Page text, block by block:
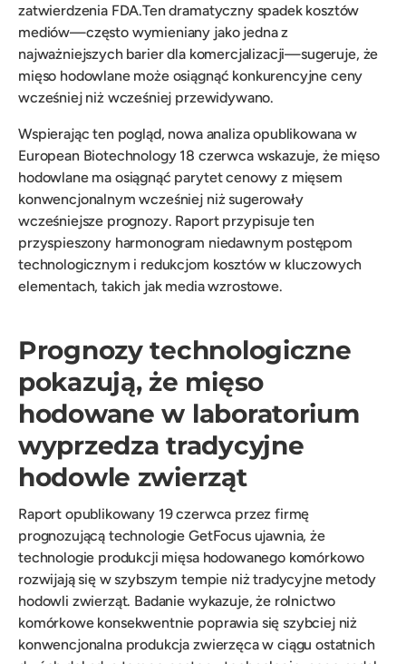
zatwierdzenia FDA.Ten dramatyczny spadek kosztów
mediów—często wymieniany jako jedna z
najważniejszych barier dla komercjalizacji—sugeruje, że
mięso hodowlane może osiągnąć konkurencyjne ceny
wcześniej niż wcześniej przewidywano.
Wspierając ten pogląd, nowa analiza opublikowana w
European Biotechnology 18 czerwca wskazuje, że mięso
hodowlane ma osiągnąć parytet cenowy z mięsem
konwencjonalnym wcześniej niż sugerowały
wcześniejsze prognozy. Raport przypisuje ten
przyspieszony harmonogram niedawnym postępom
technologicznym i redukcjom kosztów w kluczowych
elementach, takich jak media wzrostowe.
Prognozy technologiczne
pokazują, że mięso
hodowane w laboratorium
wyprzedza tradycyjne
hodowle zwierząt
Raport opublikowany 19 czerwca przez firmę
prognozującą technologie GetFocus ujawnia, że
technologie produkcji mięsa hodowanego komórkowo
rozwijają się w szybszym tempie niż tradycyjne metody
hodowli zwierząt. Badanie wykazuje, że rolnictwo
komórkowe konsekwentnie poprawia się szybciej niż
konwencjonalna produkcja zwierzęca w ciągu ostatnich